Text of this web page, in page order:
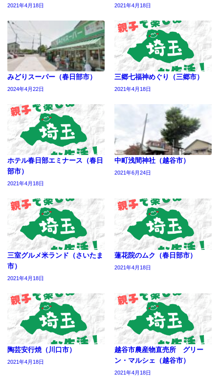
2021年4月18日 2021年4月18日
みどりスーパー（春日部市）
2024年4月22日
三郷七福神めぐり（三郷市）
2021年4月18日
ホテル春日部エミナース（春日
部市）
2021年4月18日
中町浅間神社（越谷市）
2021年6月24日
三室グルメ米ランド（さいたま
市）
2021年4月18日
蓮花院のムク（春日部市）
2021年4月18日
陶芸安行焼（川口市）
2021年4月18日
越谷市農産物直売所 グリー
ン・マルシェ（越谷市）
2021年4月18日